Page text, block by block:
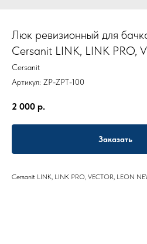
Люк ревизионный для
Cersanit LINK, LINK PRO,
Cersanit
Артикул: ZP-ZPT-100
2 000 р.
Заказать
Cersanit LINK, LINK PRO, VECTOR, LEON